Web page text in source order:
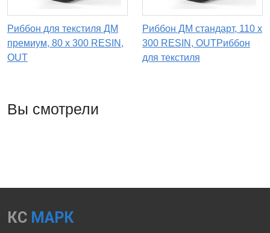
Риббон для текстиля ДМ
премиум, 80 х 300 RESIN,
OUT
Риббон ДМ стандарт, 110 х
300 RESIN, OUTРиббон
для текстиля
Вы смотрели
КС МАРК